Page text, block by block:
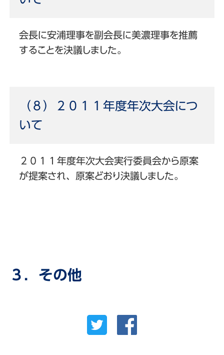
会長に安浦理事を副会長に美濃理事を推薦
することを決議しました。
（８）２０１１年度年次大会につ
いて
２０１１年度年次大会実行委員会から原案
が提案され、原案どおり決議しました。
３．その他